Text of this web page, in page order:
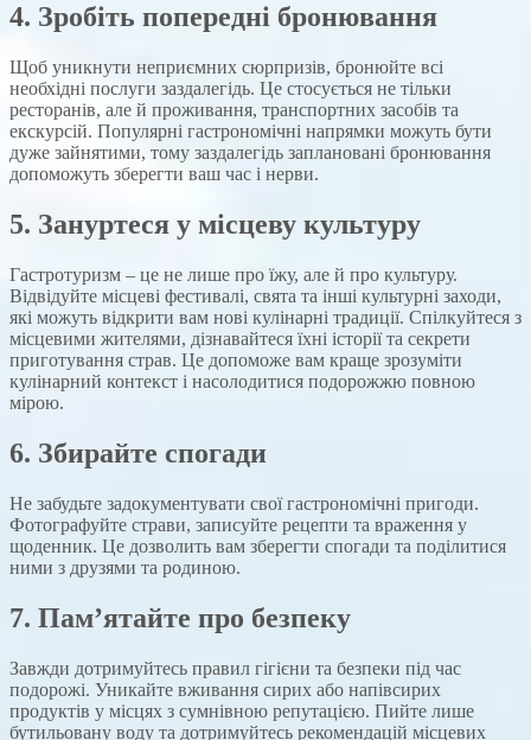
4. Зробіть попередні бронювання
Щоб уникнути неприємних сюрпризів, бронюйте всі
необхідні послуги заздалегідь. Це стосується не тільки
ресторанів, але й проживання, транспортних засобів та
екскурсій. Популярні гастрономічні напрямки можуть бути
дуже зайнятими, тому заздалегідь заплановані бронювання
допоможуть зберегти ваш час і нерви.
5. Зануртеся у місцеву культуру
Гастротуризм – це не лише про їжу, але й про культуру.
Відвідуйте місцеві фестивалі, свята та інші культурні заходи,
які можуть відкрити вам нові кулінарні традиції. Спілкуйтеся з
місцевими жителями, дізнавайтеся їхні історії та секрети
приготування страв. Це допоможе вам краще зрозуміти
кулінарний контекст і насолодитися подорожжю повною
мірою.
6. Збирайте спогади
Не забудьте задокументувати свої гастрономічні пригоди.
Фотографуйте страви, записуйте рецепти та враження у
щоденник. Це дозволить вам зберегти спогади та поділитися
ними з друзями та родиною.
7. Пам’ятайте про безпеку
Завжди дотримуйтесь правил гігієни та безпеки під час
подорожі. Уникайте вживання сирих або напівсирих
продуктів у місцях з сумнівною репутацією. Пийте лише
бутильовану воду та дотримуйтесь рекомендацій місцевих